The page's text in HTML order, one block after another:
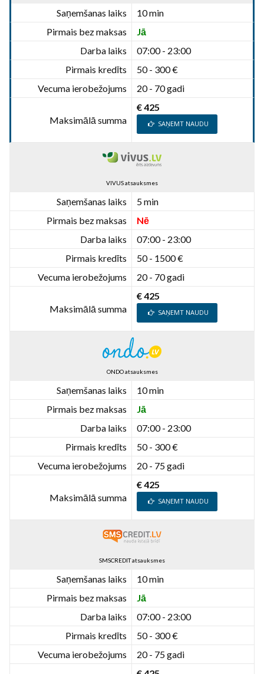
Saņemšanas laiks
10 min
Pirmais bez maksas
Jā
Darba laiks
07:00 - 23:00
Pirmais kredīts
50 - 300 €
Vecuma ierobežojums
20 - 70 gadi
Maksimālā summa
€ 425
SAŅEMT NAUDU
VIVUS atsauksmes
Saņemšanas laiks
5 min
Pirmais bez maksas
Nē
Darba laiks
07:00 - 23:00
Pirmais kredīts
50 - 1500 €
Vecuma ierobežojums
20 - 70 gadi
Maksimālā summa
€ 425
SAŅEMT NAUDU
ONDO atsauksmes
Saņemšanas laiks
10 min
Pirmais bez maksas
Jā
Darba laiks
07:00 - 23:00
Pirmais kredīts
50 - 300 €
Vecuma ierobežojums
20 - 75 gadi
Maksimālā summa
€ 425
SAŅEMT NAUDU
SMSCREDIT atsauksmes
Saņemšanas laiks
10 min
Pirmais bez maksas
Jā
Darba laiks
07:00 - 23:00
Pirmais kredīts
50 - 300 €
Vecuma ierobežojums
20 - 75 gadi